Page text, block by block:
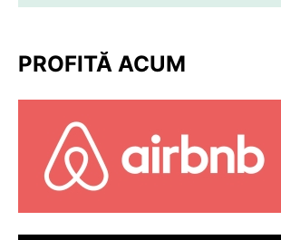
PROFITĂ ACUM